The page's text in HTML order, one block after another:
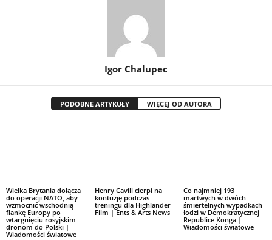
Igor Chalupec
PODOBNE ARTYKUŁY WIĘCEJ OD AUTORA
Wielka Brytania dołącza
do operacji NATO, aby
wzmocnić wschodnią
flankę Europy po
wtargnięciu rosyjskim
dronom do Polski |
Wiadomości światowe
Henry Cavill cierpi na
kontuzję podczas
treningu dla Highlander
Film | Ents & Arts News
Co najmniej 193
martwych w dwóch
śmiertelnych wypadkach
łodzi w Demokratycznej
Republice Konga |
Wiadomości światowe